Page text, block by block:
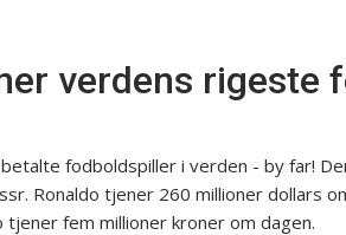
verdens rigeste
fodboldspiller i verden - by far!
. Ronaldo tjener 260 millioner dollars
fem millioner kroner om dagen.